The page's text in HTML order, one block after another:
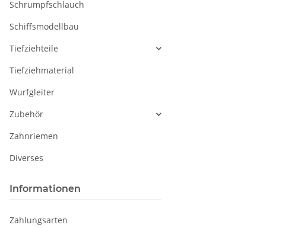
Schrumpfschlauch
Schiffsmodellbau
Tiefziehteile
Tiefziehmaterial
Wurfgleiter
Zubehör
Zahnriemen
Diverses
Informationen
Zahlungsarten